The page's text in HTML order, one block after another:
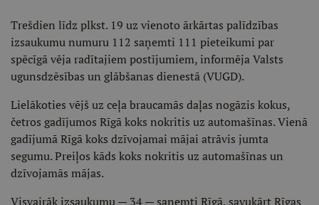
Trešdien līdz plkst. 19 uz vienoto ārkārtas palīdzības
izsaukumu numuru 112 saņemti 111 pieteikumi par
spēcīgā vēja radītajiem postījumiem, informēja Valsts
ugunsdzēsības un glābšanas dienestā (VUGD).
Lielākoties vējš uz ceļa braucamās daļas nogāzis kokus,
četros gadījumos Rīgā koks nokritis uz automašīnas. Vienā
gadījumā Rīgā koks dzīvojamai mājai atrāvis jumta
segumu. Preiļos kāds koks nokritis uz automašīnas un
dzīvojamās mājas.
Visvairāk izsaukumu — 34 — saņemti Rīgā, savukārt Rīgas